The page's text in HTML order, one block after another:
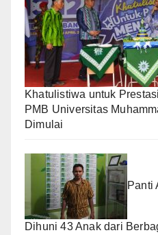
Khatulistiwa untuk
PMB Universitas
Dimulai
Panti
Dihuni 43 Anak dari